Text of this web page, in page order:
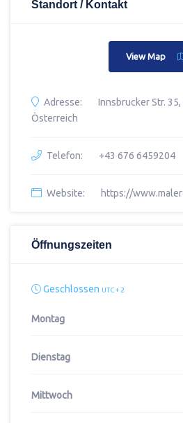
Standort / Kontakt
View Map
Adresse:
Innsbrucker Str.
Österreich
Telefon: +43 676 6459204
Website: https://
Öffnungszeiten
Geschlossen UTC + 2
Montag
Dienstag
Mittwoch